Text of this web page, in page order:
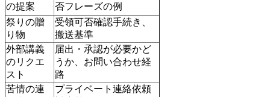
の提案
否フレーズの例
祭りの贈
り物
受領可否確認手続き、
搬送基準
外部講義
のリクエ
スト
届出・承認が必要かど
うか、お問い合わせ経
路
苦情の連
プライベート連絡依頼